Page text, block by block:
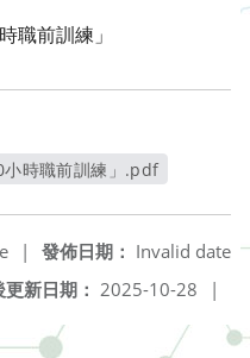
職前訓練」
小時職前訓練」.pdf
發佈日期： Invalid date
|
新日期： 2025-10-28 |